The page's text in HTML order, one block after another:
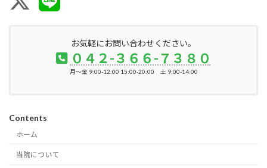
お気軽にお問い合わせください。
０４２-３６６-７３８０
月～金 9:00-12:00 15:00-20:00 土 9:00-14:00
Contents
ホーム
当院について